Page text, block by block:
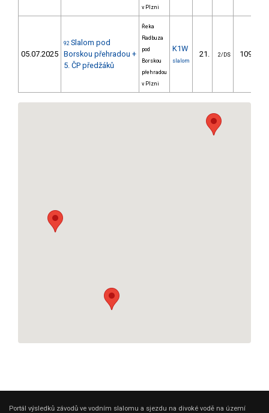
v Plzni
05.07.2025
92 Slalom pod
Borskou přehradou +
5. ČP předžáků
Řeka
Radbuza
pod
Borskou
přehradou
v Plzni
K1W
slalom
21. 2/DS 109.12
Portál výsledků závodů ve vodním slalomu a sjezdu na divoké vodě na území